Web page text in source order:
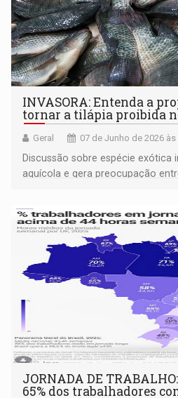
INVASORA: Entenda a
tornar a tilápia proibida
Geral 07 de Junho de 2026 às
Discussão sobre espécie exótica
aquícola e gera preocupação
JORNADA DE
65% dos trabalhadores